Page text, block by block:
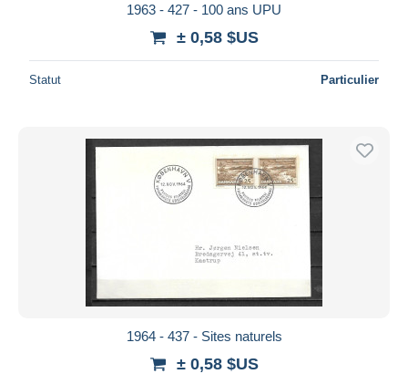
1963 - 427 - 100 ans UPU
± 0,58 $US
Statut Particulier
1964 - 437 - Sites naturels
± 0,58 $US